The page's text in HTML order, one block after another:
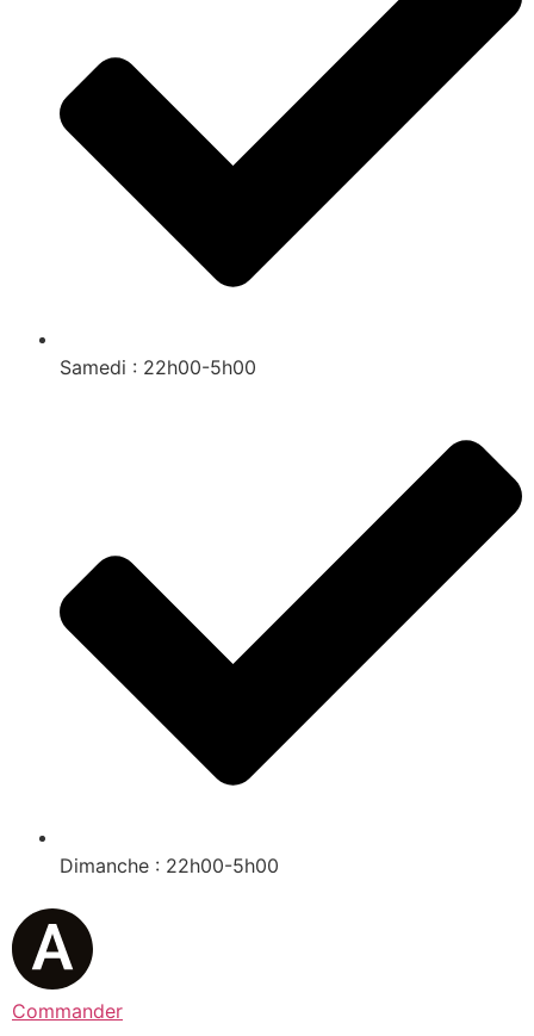
Samedi : 22h00-5h00
Dimanche : 22h00-5h00
Commander